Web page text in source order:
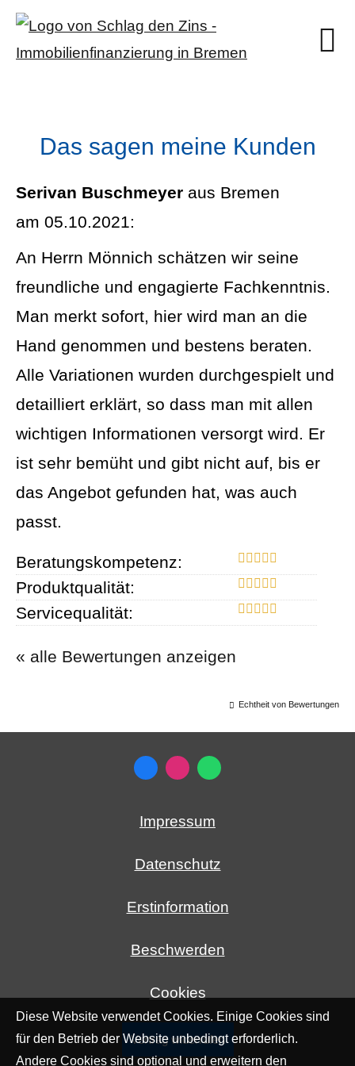
Das sagen meine Kunden
Serivan Buschmeyer aus Bremen
am 05.10.2021:
An Herrn Mönnich schätzen wir seine
freundliche und engagierte Fachkenntnis.
Man merkt sofort, hier wird man an die
Hand genommen und bestens beraten.
Alle Variationen wurden durchgespielt und
detailliert erklärt, so dass man mit allen
wichtigen Informationen versorgt wird. Er
ist sehr bemüht und gibt nicht auf, bis er
das Angebot gefunden hat, was auch
passt.
Beratungskompetenz:
Produktqualität:
Servicequalität:
« alle Bewertungen anzeigen
Echtheit von Bewertungen
Impressum
Datenschutz
Erstinformation
Beschwerden
Cookies
Vertrag widerrufen
Diese Website verwendet Cookies. Einige Cookies sind
für den Betrieb der Website unbedingt erforderlich.
Andere Cookies sind optional und erweitern den